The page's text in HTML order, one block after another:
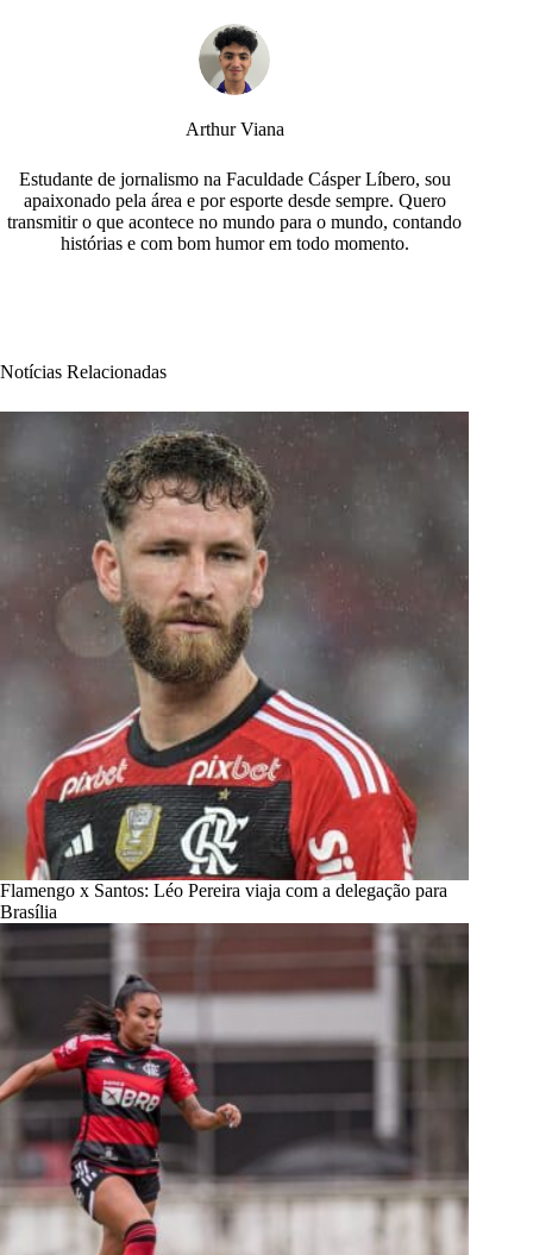
Arthur Viana
Estudante de jornalismo na Faculdade Cásper Líbero, sou
apaixonado pela área e por esporte desde sempre. Quero
transmitir o que acontece no mundo para o mundo, contando
histórias e com bom humor em todo momento.
Notícias Relacionadas
Flamengo x Santos: Léo Pereira viaja com a delegação para
Brasília